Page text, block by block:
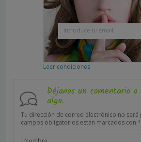
Leer condiciones
Déjanos un comentario o
algo.
Tu dirección de correo electrónico no será
campos obligatorios están marcados con *